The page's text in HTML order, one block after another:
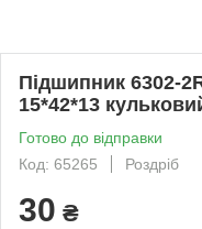
Підшипник 6302-
15*42*13
Готово до відправки
Код: 65265
Роздріб
30 ₴